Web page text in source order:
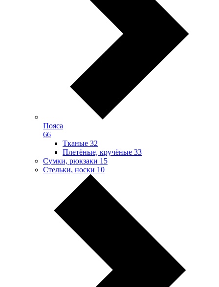
Пояса
66
Тканые 32
Плетёные, кручёные 33
Сумки, рюкзаки 15
Стельки, носки 10